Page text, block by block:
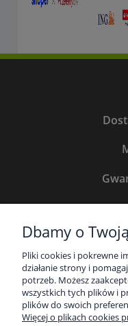
Bądź na bieżąco z
Dbamy o
Pliki cookies i pokrewne
działanie strony i
potrzeb. Możesz
wszystkich tych plików i
plików do swoich
Więcej o plikach cookies